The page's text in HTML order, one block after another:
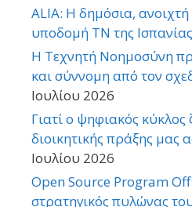
ALIA: Η δημόσια,
υποδομή ΤΝ της Ισπανίας
Η Τεχνητή Νοημοσύνη
και σύννομη από τον
Ιουλίου 2026
Γιατί ο ψηφιακός κύκλος
διοικητικής πράξης μας
Ιουλίου 2026
Open Source Program
στρατηγικός πυλώνας